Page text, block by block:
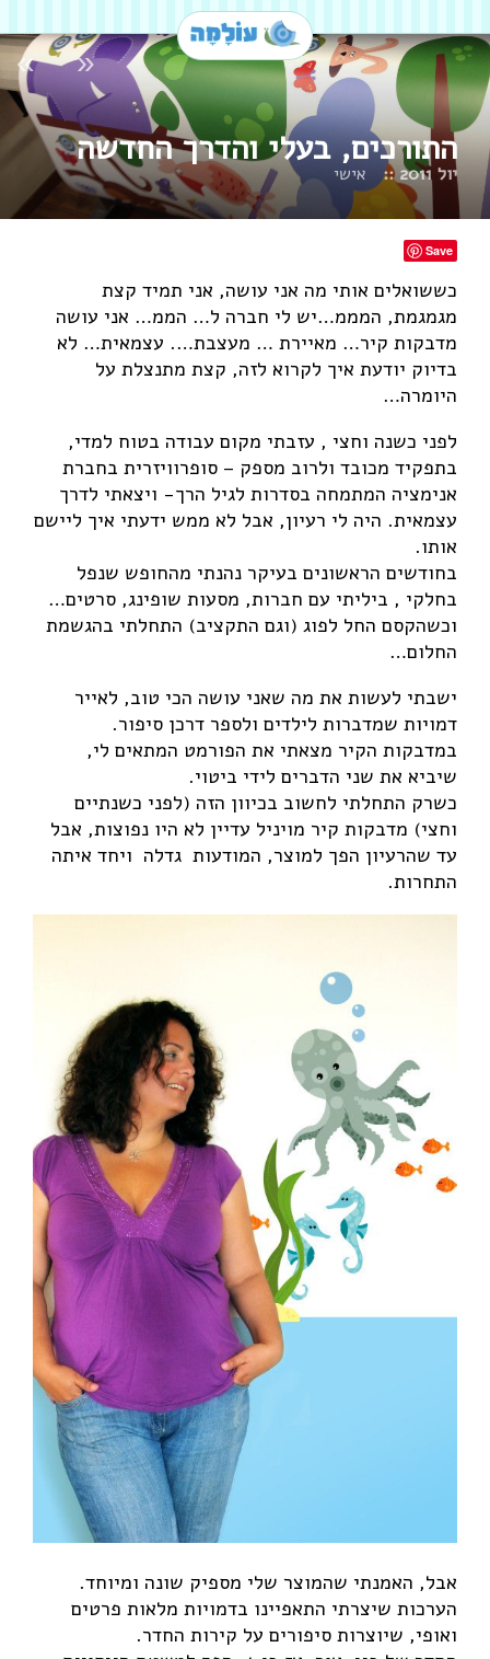
התורכים, בעלי והדרך החדשה
יול 2011 :: אישי
Save
כששואלים אותי מה אני עושה, אני תמיד קצת
מגמגמת, המממ…יש לי חברה ל… הממ… אני עושה
מדבקות קיר… מאיירת … מעצבת…. עצמאית… לא
בדיוק יודעת איך לקרוא לזה, קצת מתנצלת על
היומרה…
לפני כשנה וחצי , עזבתי מקום עבודה בטוח למדי,
בתפקיד מכובד ולרוב מספק – סופרוויזרית בחברת
אנימציה המתמחה בסדרות לגיל הרך- ויצאתי לדרך
עצמאית. היה לי רעיון, אבל לא ממש ידעתי איך ליישם
אותו.
בחודשים הראשונים בעיקר נהנתי מהחופש שנפל
בחלקי , ביליתי עם חברות, מסעות שופינג, סרטים…
וכשהקסם החל לפוג (וגם התקציב) התחלתי בהגשמת
החלום…
ישבתי לעשות את מה שאני עושה הכי טוב, לאייר
דמויות שמדברות לילדים ולספר דרכן סיפור.
במדבקות הקיר מצאתי את הפורמט המתאים לי,
שיביא את שני הדברים לידי ביטוי.
כשרק התחלתי לחשוב בכיוון הזה (לפני כשנתיים
וחצי) מדבקות קיר מויניל עדיין לא היו נפוצות, אבל
עד שהרעיון הפך למוצר, המודעות גדלה ויחד איתה
התחרות.
אבל, האמנתי שהמוצר שלי מספיק שונה ומיוחד.
הערכות שיצרתי התאפיינו בדמויות מלאות פרטים
ואופי, שיוצרות סיפורים על קירות החדר.
«
»